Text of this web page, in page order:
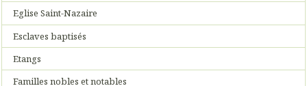
Eglise Saint-Nazaire
Esclaves baptisés
Etangs
Familles nobles et notables